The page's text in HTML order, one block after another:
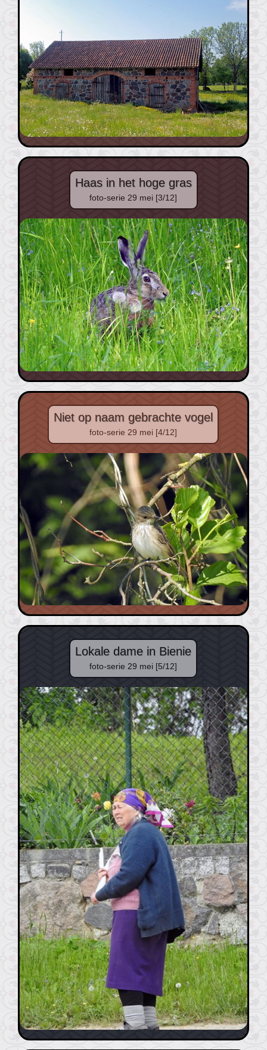
Haas in het hoge gras
foto-serie 29 mei [3/12]
Niet op naam gebrachte vogel
foto-serie 29 mei [4/12]
Lokale dame in Bienie
foto-serie 29 mei [5/12]